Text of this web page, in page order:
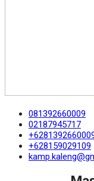
081392660009
02187945717
+628159029109